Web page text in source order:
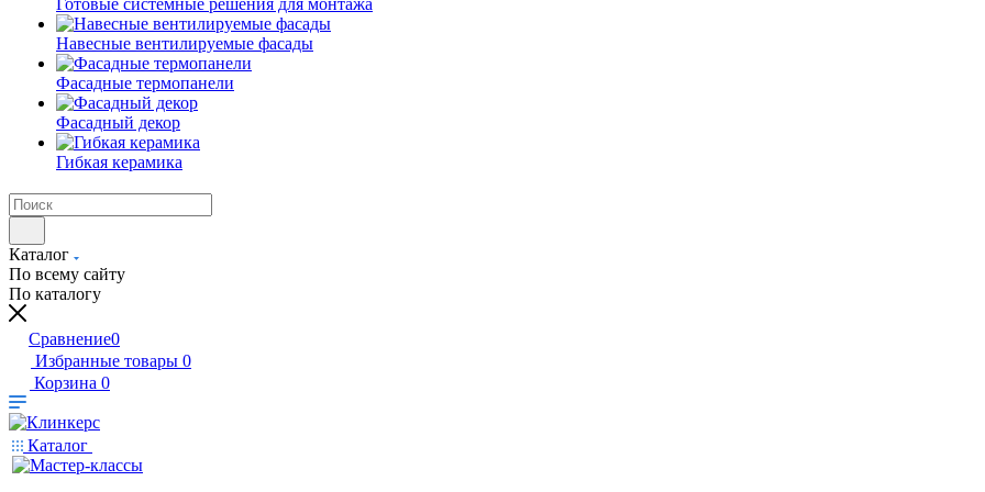
Готовые системные решения для монтажа
Навесные вентилируемые фасады
Фасадные термопанели
Фасадный декор
Гибкая керамика
Каталог
По всему сайту
По каталогу
Сравнение0
Избранные товары 0
Корзина 0
Каталог